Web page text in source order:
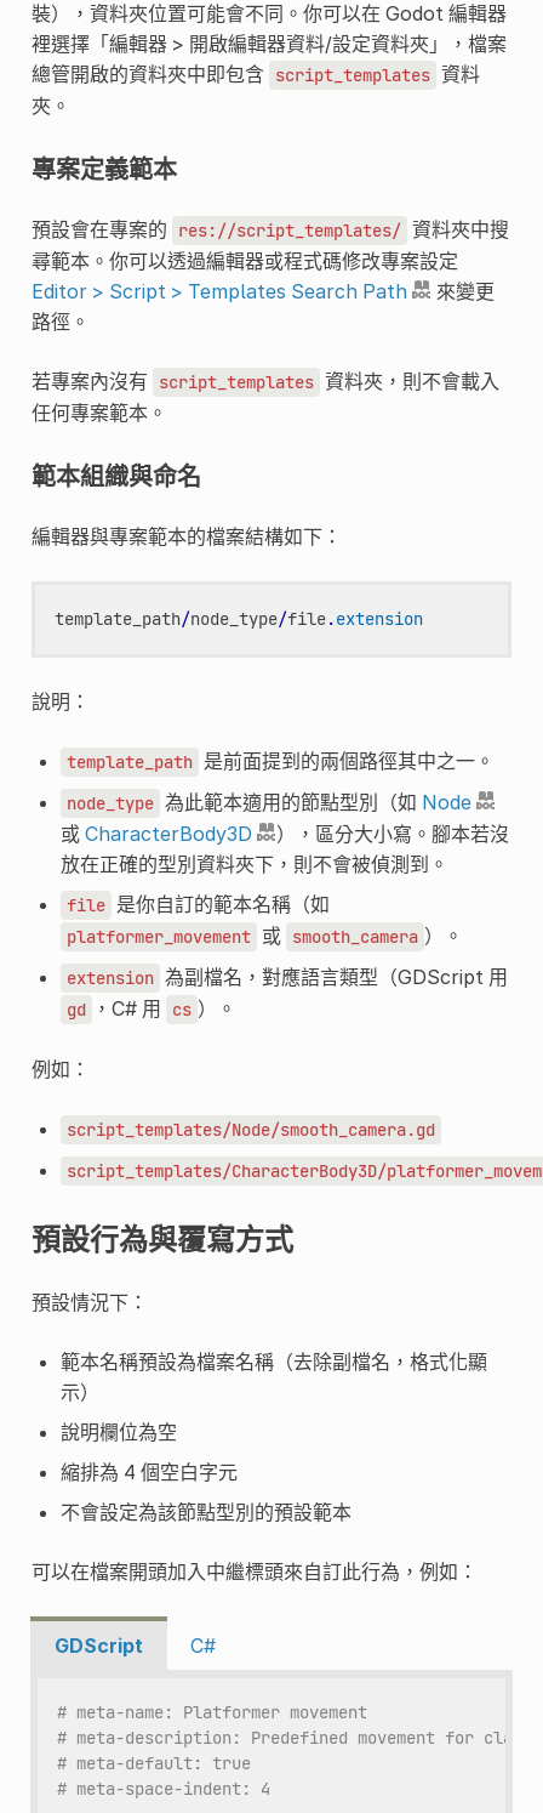
裝），資料夾位置可能會不同。你可以在 Godot 編輯器
裡選擇「編輯器 > 開啟編輯器資料/設定資料夾」，檔案
總管開啟的資料夾中即包含
script_templates 資料
夾。
專案定義範本
預設會在專案的 res://script_templates/ 資料夾中搜
尋範本。你可以透過編輯器或程式碼修改專案設定
Editor > Script > Templates Search Path
來變更
路徑。
若專案內沒有 script_templates 資料夾，則不會載入
任何專案範本。
範本組織與命名
編輯器與專案範本的檔案結構如下：
template_path/node_type/file.extension
說明：
template_path 是前面提到的兩個路徑其中之一。
node_type 為此範本適用的節點型別（如 Node
或 CharacterBody3D
），區分大小寫。腳本若沒
放在正確的型別資料夾下，則不會被偵測到。
file 是你自訂的範本名稱（如
platformer_movement 或 smooth_camera ）。
extension 為副檔名，對應語言類型（GDScript 用
gd ，C# 用 cs ）。
例如：
script_templates/Node/smooth_camera.gd
script_templates/CharacterBody3D/
預設行為與覆寫方式
預設情況下：
範本名稱預設為檔案名稱（去除副檔名，格式化顯
示）
說明欄位為空
縮排為 4 個空白字元
不會設定為該節點型別的預設範本
可以在檔案開頭加入中繼標頭來自訂此行為，例如：
GDScript C#
# meta-name: Platformer movement
# meta-description: Predefined movement for
# meta-default: true
# meta-space-indent: 4